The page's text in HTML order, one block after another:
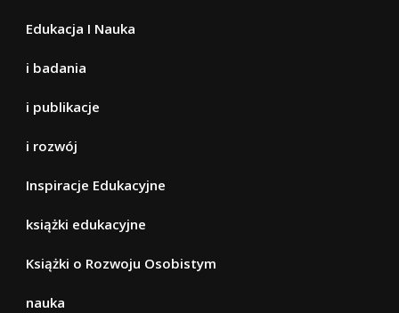
Edukacja I Nauka
i badania
i publikacje
i rozwój
Inspiracje Edukacyjne
książki edukacyjne
Książki o Rozwoju Osobistym
nauka